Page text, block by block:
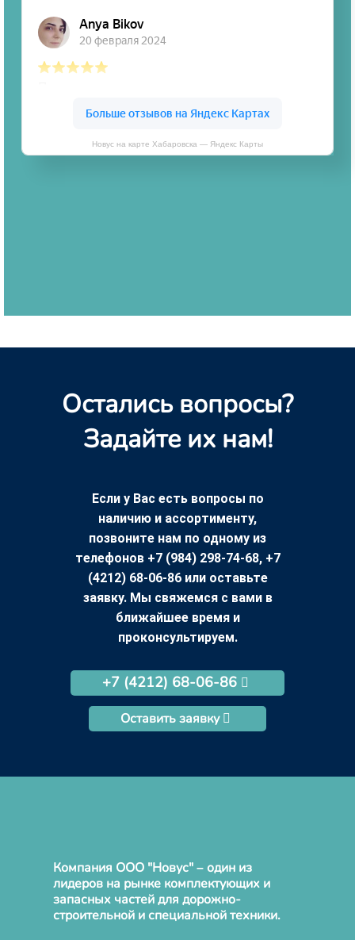
Новус на карте Хабаровска — Яндекс Карты
Остались вопросы?
Задайте их нам!
Если у Вас есть вопросы по
наличию и ассортименту,
позвоните нам по одному из
телефонов +7 (984) 298-74-68, +7
(4212) 68-06-86 или оставьте
заявку. Мы свяжемся с вами в
ближайшее время и
проконсультируем.
+7 (4212) 68-06-86
Оставить заявку
Компания ООО "Новус" – один из
лидеров на рынке комплектующих и
запасных частей для дорожно-
строительной и специальной техники.